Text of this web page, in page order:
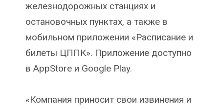
железнодорожных станциях и
остановочных пунктах, а также в
мобильном приложении «Расписание и
билеты ЦППК». Приложение доступно
в AppStore и Google Play.
«Компания приносит свои извинения и